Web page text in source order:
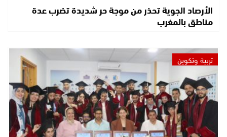
الأرصاد الجوية تحذر من موجة حر شديدة تضرب عدة
مناطق بالمغرب
تربية وتكوين